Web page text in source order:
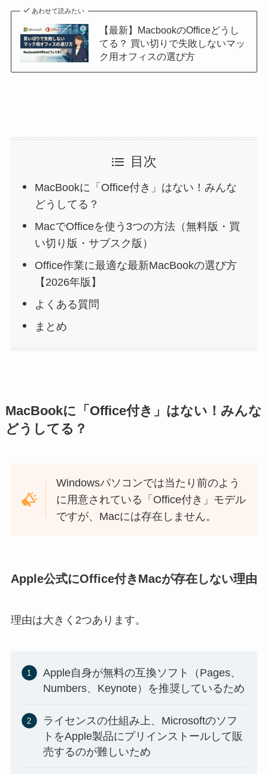
あわせて読みたい
【最新】MacbookのOfficeどうし
てる？ 買い切りで失敗しないマッ
ク用オフィスの選び方
目次
MacBookに「Office付き」はない！みんな
どうしてる？
MacでOfficeを使う3つの方法（無料版・買
い切り版・サブスク版）
Office作業に最適な最新MacBookの選び方
【2026年版】
よくある質問
まとめ
MacBookに「Office付き」はない！みんな
どうしてる？
Windowsパソコンでは当たり前のよう
に用意されている「Office付き」モデル
ですが、Macには存在しません。
Apple公式にOffice付きMacが存在しない理由
理由は大きく2つあります。
Apple自身が無料の互換ソフト（Pages、
Numbers、Keynote）を推奨しているため
ライセンスの仕組み上、Microsoftのソフ
トをApple製品にプリインストールして販
売するのが難しいため